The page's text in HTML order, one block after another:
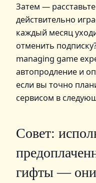
Затем —
действительно
каждый месяц
отменить
managing game
автопродление и
если вы точно
сервисом в
Совет:
гифты —